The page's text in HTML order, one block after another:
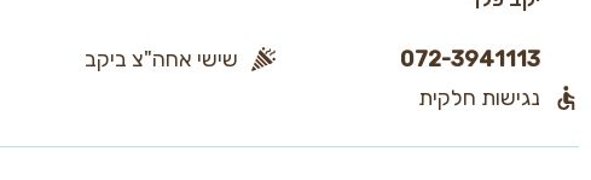
072-3941113 שישי אחה"צ ביקב
נגישות חלקית